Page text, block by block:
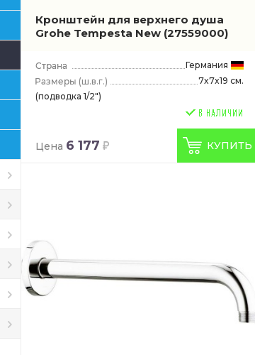
Кронштейн для верхнего душа
Grohe Tempesta New (27559000)
Германия
(ш.в.г.)
7x7x19 см.
(подводка 1/2")
Цена 6 177 КУПИТЬ